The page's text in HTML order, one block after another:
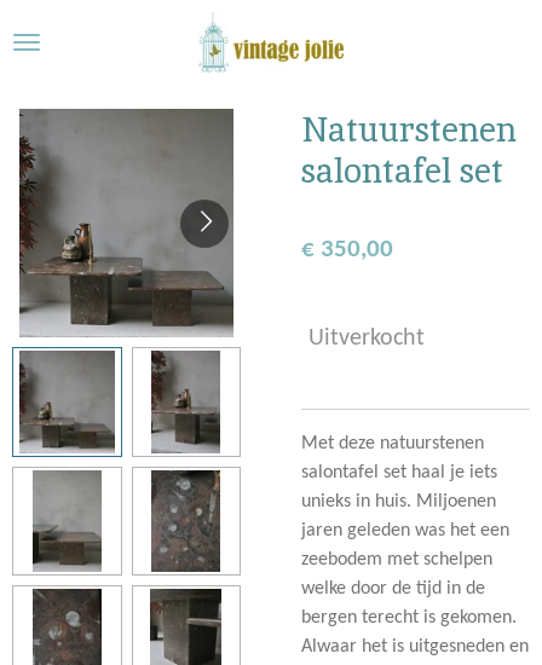
direct
de
hoofdinhoud
Natuurstenen
salontafel set
€ 350,00
Uitverkocht
Met deze natuurstenen
salontafel set haal je iets
unieks in huis. Miljoenen
jaren geleden was het een
zeebodem met schelpen
welke door de tijd in de
bergen terecht is gekomen.
Alwaar het is uitgesneden en